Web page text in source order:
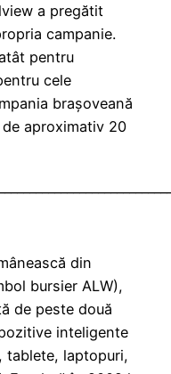
a pregătit
campanie.
pentru
cele
brașoveană
aproximativ 20
din
bursier ALW),
de peste două
inteligente
tablete, laptopuri,